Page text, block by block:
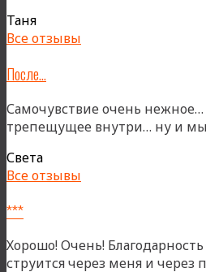
Таня
Все отзывы
После…
Самочувствие очень нежное…
трепещущее внутри… ну и
Света
Все отзывы
***
Хорошо! Очень!
струится через меня и через